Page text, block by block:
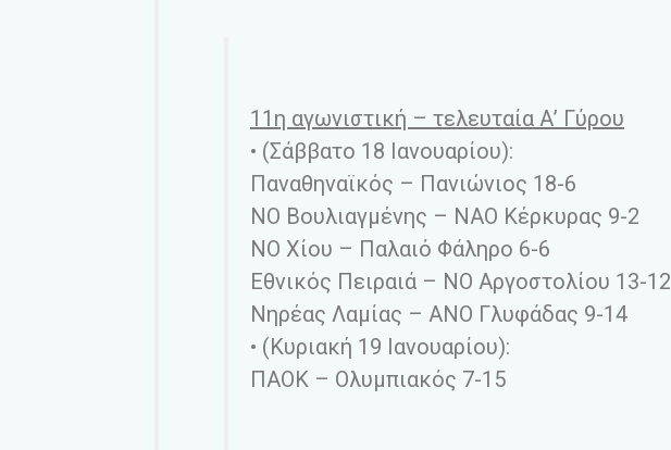
11η αγωνιστική – τελευταία Α’ Γύρου
• (Σάββατο 18 Ιανουαρίου):
Παναθηναϊκός – Πανιώνιος 18-6
ΝΟ Βουλιαγμένης – ΝΑΟ Κέρκυρας 9-2
ΝΟ Χίου – Παλαιό Φάληρο 6-6
Εθνικός Πειραιά – ΝΟ Αργοστολίου 13-12
Νηρέας Λαμίας – ΑΝΟ Γλυφάδας 9-14
• (Κυριακή 19 Ιανουαρίου):
ΠΑΟΚ – Ολυμπιακός 7-15